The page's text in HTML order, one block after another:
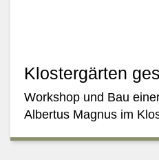
Klostergärten
Workshop und Bau
Albertus Magnus im